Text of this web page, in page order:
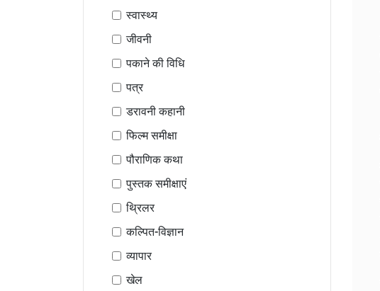
स्वास्थ्य
जीवनी
पकाने की विधि
पत्र
डरावनी कहानी
फिल्म समीक्षा
पौराणिक कथा
पुस्तक समीक्षाएं
थ्रिलर
कल्पित-विज्ञान
व्यापार
खेल